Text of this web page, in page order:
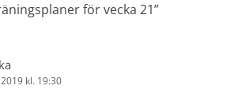
för vecka 21”
kl. 19:30